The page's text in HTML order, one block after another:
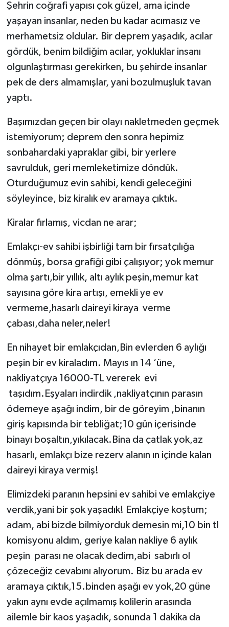
Şehrin coğrafi yapısı çok güzel, ama içinde
yaşayan insanlar, neden bu kadar acımasız ve
merhametsiz oldular. Bir deprem yaşadık, acılar
gördük, benim bildiğim acılar, yokluklar insanı
olgunlaştırması gerekirken, bu şehirde insanlar
pek de ders almamışlar, yani bozulmuşluk tavan
yaptı.
Başımızdan geçen bir olayı nakletmeden geçmek
istemiyorum; deprem den sonra hepimiz
sonbahardaki yapraklar gibi, bir yerlere
savrulduk, geri memleketimize döndük.
Oturduğumuz evin sahibi, kendi geleceğini
söyleyince, biz kiralık ev aramaya çıktık.
Kiralar fırlamış, vicdan ne arar;
Emlakçı-ev sahibi işbirliği tam bir fırsatçılığa
dönmüş, borsa grafiği gibi çalışıyor; yok memur
olma şartı,bir yıllık, altı aylık peşin,memur kat
sayısına göre kira artışı, emekli ye ev
vermeme,hasarlı daireyi kiraya verme
çabası,daha neler,neler!
En nihayet bir emlakçıdan,Bin evlerden 6 aylığı
peşin bir ev kiraladım. Mayıs ın 14 ‘üne,
nakliyatçıya 16000-TL vererek evi
taşıdım.Eşyaları indirdik ,nakliyatçının parasın
ödemeye aşağı indim, bir de göreyim ,binanın
giriş kapısında bir tebliğat;10 gün içerisinde
binayı boşaltın,yıkılacak.Bina da çatlak yok,az
hasarlı, emlakçı bize rezerv alanın ın içinde kalan
daireyi kiraya vermiş!
Elimizdeki paranın hepsini ev sahibi ve emlakçiye
verdik,yani bir şok yaşadık! Emlakçiye koştum;
adam, abi bizde bilmiyorduk demesin mi,10 bin tl
komisyonu aldım, geriye kalan nakliye 6 aylık
peşin parası ne olacak dedim,abi sabırlı ol
çözeceğiz cevabını alıyorum. Biz bu arada ev
aramaya çıktık,15.binden aşağı ev yok,20 güne
yakın aynı evde açılmamış kolilerin arasında
ailemle bir kaos yaşadık, sonunda 1 dakika da
MEDYA
OTOMOTİV
TEKNOLOJİ